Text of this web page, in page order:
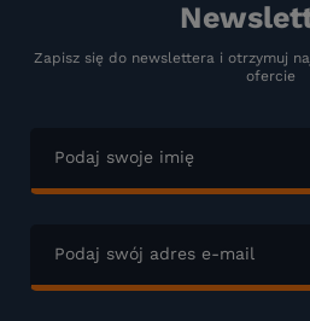
Zapisz się do newslettera i otrzymuj
ofercie
Podaj swoje imię
Podaj swój adres e-mail